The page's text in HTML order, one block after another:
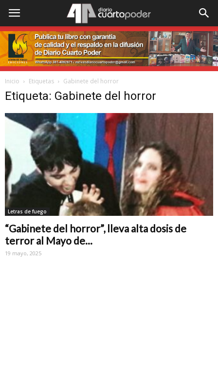
Inicio Etiquetas Gabinete del horror
Etiqueta: Gabinete del horror
Letras de fuego
“Gabinete del horror”, lleva alta dosis de
terror al Mayo de...
19 mayo, 2025